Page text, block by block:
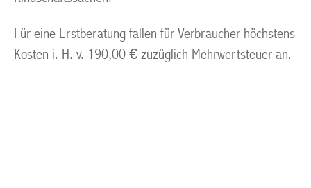
Für eine Erstberatung fallen für Verbraucher höchstens
Kosten i. H. v. 190,00 € zuzüglich Mehrwertsteuer an.